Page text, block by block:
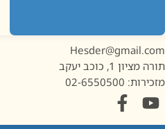
1, כוכב יעקב
02-6550500